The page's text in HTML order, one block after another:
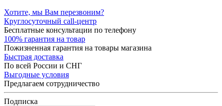
Хотите, мы Вам перезвоним?
Круглосуточный call-центр
Бесплатные консультации по телефону
100% гарантия на товар
Пожизненная гарантия на товары магазина
Быстрая доставка
По всей России и СНГ
Выгодные условия
Предлагаем сотрудничество
Подписка